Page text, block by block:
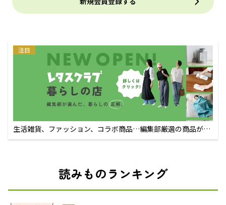
注目
生活雑貨、ファッション、コラボ商品…編集部厳選の商品が買
えるECサイト
読みものランキング